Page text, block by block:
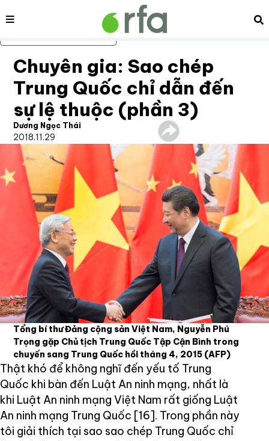
Bỏ qua nội dung chính
Nội dung
Chuyên gia: Sao chép
Trung Quốc chỉ dẫn đến
sự lệ thuộc (phần 3)
Dương Ngọc Thái
2018.11.29
Tổng bí thư Đảng cộng sản Việt Nam, Nguyễn Phú
Trọng gặp Chủ tịch Trung Quốc Tập Cận Bình trong
chuyến sang Trung Quốc hồi tháng 4, 2015 (AFP)
Thật khó để không nghĩ đến yếu tố Trung
Quốc khi bàn đến Luật An ninh mạng, nhất là
khi Luật An ninh mạng Việt Nam rất giống Luật
An ninh mạng Trung Quốc [16]. Trong phần này
tôi giải thích tại sao sao chép Trung Quốc chỉ